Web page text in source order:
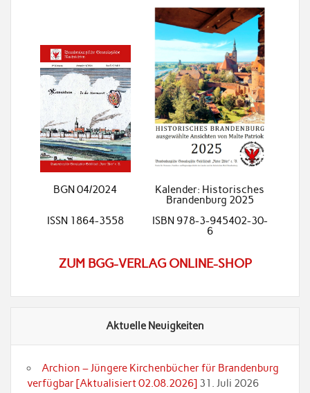
BGN 04/2024
Kalender: Historisches
Brandenburg 2025
ISSN 1864-3558
ISBN 978-3-945402-30-
6
ZUM BGG-VERLAG ONLINE-SHOP
Aktuelle Neuigkeiten
Archion – Jüngere Kirchenbücher für Brandenburg
verfügbar [Aktualisiert 02.08.2026] 31. Juli 2026